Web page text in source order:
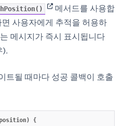
(opens in new tab)
메서드를 사용합
사용자에게 추적을 허용하
메시지가 즉시 표시됩니다
).
트될 때마다 성공 콜백이 호출
position)
{